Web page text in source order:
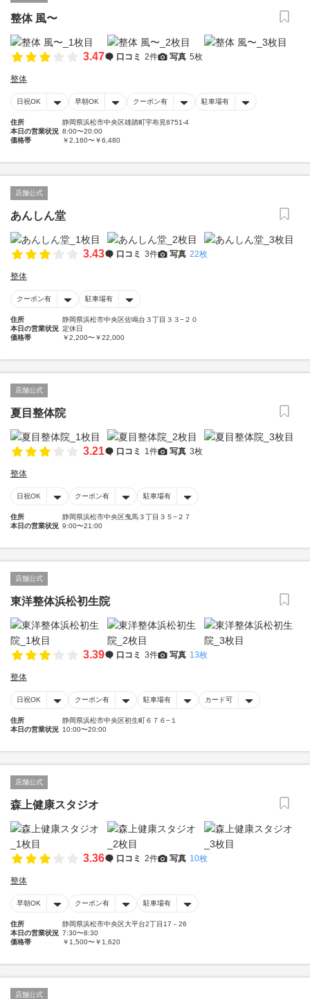
整体 風〜
3.47 口コミ 2件 写真 5枚
整体
日祝OK 早朝OK クーポン有 駐車場有
住所
静岡県浜松市中央区雄踏町宇布見8751-4
本日の営業状況 8:00〜20:00
価格帯
￥2,160〜￥6,480
店舗公式
あんしん堂
3.43 口コミ 3件 写真 22枚
整体
クーポン有 駐車場有
住所
静岡県浜松市中央区佐鳴台３丁目３３−２０
本日の営業状況 定休日
価格帯
￥2,200〜￥22,000
店舗公式
夏目整体院
3.21 口コミ 1件 写真 3枚
整体
日祝OK クーポン有 駐車場有
住所
静岡県浜松市中央区曳馬３丁目３５−２７
本日の営業状況 9:00〜21:00
店舗公式
東洋整体浜松初生院
3.39 口コミ 3件 写真 13枚
整体
日祝OK クーポン有 駐車場有 カード可
住所
静岡県浜松市中央区初生町６７６−１
本日の営業状況 10:00〜20:00
店舗公式
森上健康スタジオ
3.36 口コミ 2件 写真 10枚
整体
早朝OK クーポン有 駐車場有
住所
静岡県浜松市中央区大平台2丁目17－26
本日の営業状況 7:30〜8:30
価格帯
￥1,500〜￥1,620
店舗公式